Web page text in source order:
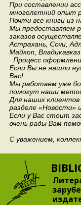
При составлении
многолетний опыт
Почти все книги из
Мы предоставляем
заказов
Астрахань, Сочи,
Майкоп,
Процесс
Если Вы не нашли
Вас!
Мы работаем уже
помогут наши
Для наших
разделе «Новости»
Если у Вас стоит
очень рады Вам
С уважением,